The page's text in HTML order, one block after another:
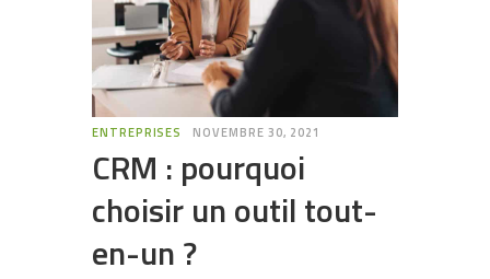
ENTREPRISES NOVEMBRE 30, 2021
CRM : pourquoi
choisir un outil tout-
en-un ?